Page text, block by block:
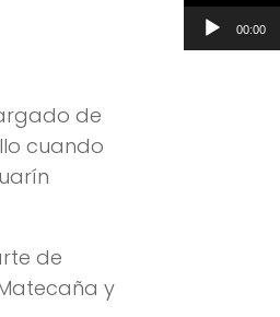
de
cuando
de
y
00:00